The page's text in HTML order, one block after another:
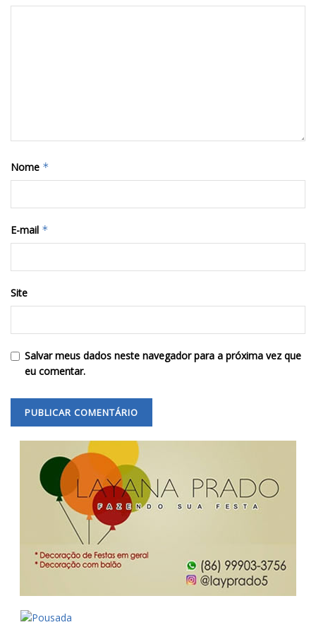
Nome *
E-mail *
Site
Salvar meus dados neste navegador para a próxima vez que
eu comentar.